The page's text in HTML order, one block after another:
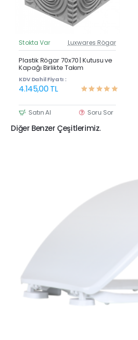
Güncel Fiyat
Yeni Ürün
Stokta Var Luxwares Rögar
Plastik Rögar 70x70 | Kutusu ve
Kapağı Birlikte Takım
KDV Dahil Fiyatı :
4.145,00 TL
Satın Al Soru Sor
Diğer Benzer Çeşitlerimiz.